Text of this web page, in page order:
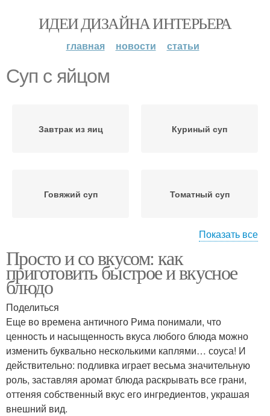
ИДЕИ ДИЗАЙНА ИНТЕРЬЕРА
главная новости статьи
Суп с яйцом
Завтрак из яиц Куриный суп
Говяжий суп Томатный суп
Суп с рисом Сырный суп
Суп с копченой курицей Суп с клецками
Рисовый суп Суп с курицей
Показать все
Просто и со вкусом: как
приготовить быстрое и вкусное
блюдо
Поделиться
Еще во времена античного Рима понимали, что
ценность и насыщенность вкуса любого блюда можно
изменить буквально несколькими каплями… соуса! И
действительно: подливка играет весьма значительную
роль, заставляя аромат блюда раскрывать все грани,
оттеняя собственный вкус его ингредиентов, украшая
внешний вид.